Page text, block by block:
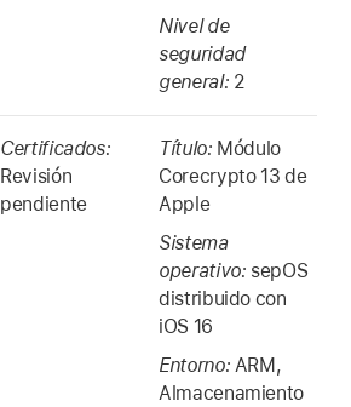
Nivel de
seguridad
general: 2
Certificados:
Revisión
pendiente
Título: Módulo
Corecrypto 13 de
Apple
Sistema
operativo: sepOS
distribuido con
iOS 16
Entorno: ARM,
Almacenamiento